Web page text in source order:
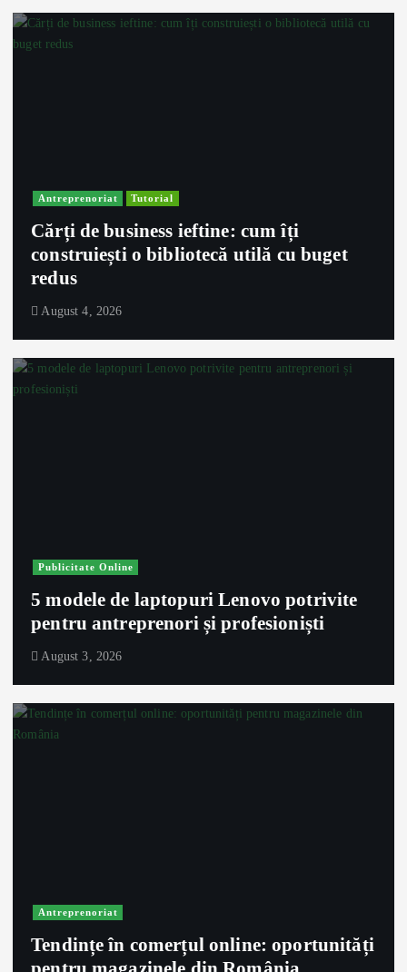
Antreprenoriat Tutorial
Cărți de business ieftine: cum îți
construiești o bibliotecă utilă cu buget
redus
August 4, 2026
Publicitate Online
5 modele de laptopuri Lenovo potrivite
pentru antreprenori și profesioniști
August 3, 2026
Antreprenoriat
Tendințe în comerțul online: oportunități